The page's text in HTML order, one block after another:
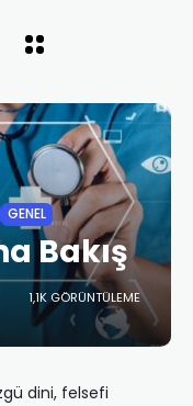
GENEL
Bakış
1,1K GÖRÜNTÜLEME
dini, felsefi